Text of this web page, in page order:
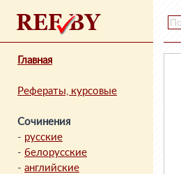
Главная
Рефераты, курсовые
Сочинения
- русские
- белорусские
- английские